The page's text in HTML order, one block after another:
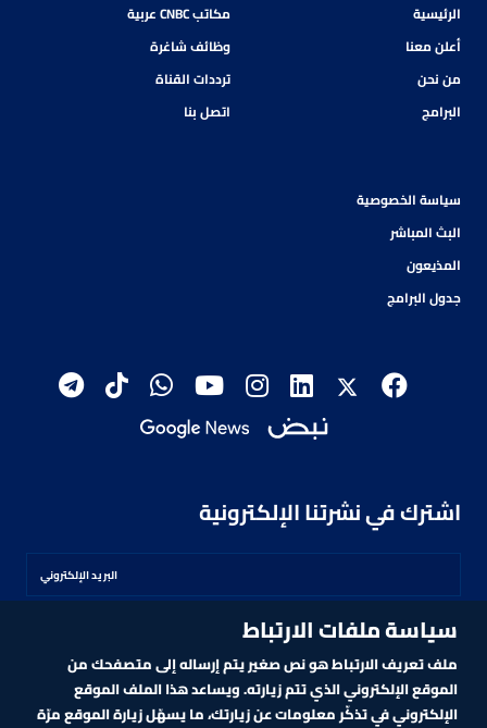
الرئيسية
أعلن معنا
من نحن
البرامج
مكاتب CNBC عربية
وظائف شاغرة
ترددات القناة
اتصل بنا
سياسة الخصوصية
البث المباشر
المذيعون
جدول البرامج
اشترك في نشرتنا الإلكترونية
اشترك
سياسة ملفات الارتباط
ملف تعريف الارتباط هو نص صغير يتم إرساله إلى متصفحك من
الموقع الإلكتروني الذي تتم زيارته. ويساعد هذا الملف الموقع
الإلكتروني في تذكّر معلومات عن زيارتك، ما يسهّل زيارة الموقع مرّة